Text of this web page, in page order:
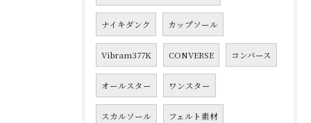
ナイキダンク カップソール
Vibram377K CONVERSE コンバース
オールスター ワンスター
スカルソール フェルト素材